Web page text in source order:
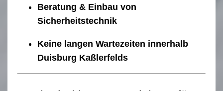
Beratung & Einbau von
Sicherheitstechnik
Keine langen Wartezeiten innerhalb
Duisburg Kaßlerfelds